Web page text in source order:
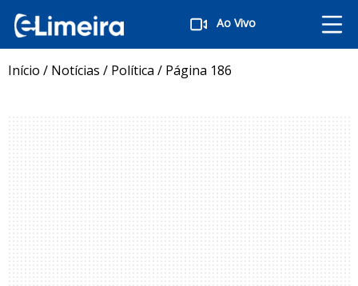
Ao Vivo
Início / Notícias / Política / Página 186